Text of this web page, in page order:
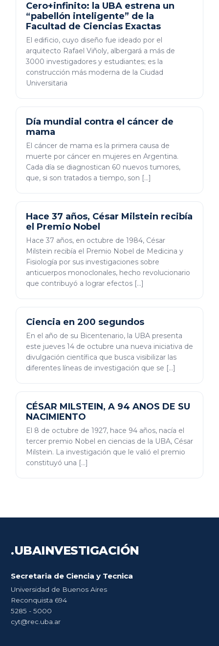
Cero+infinito: la UBA estrena un
“pabellón inteligente” de la
Facultad de Ciencias Exactas
El edificio, cuyo diseño fue ideado por el
arquitecto Rafael Viñoly, albergará a más de
3000 investigadores y estudiantes; es la
construcción más moderna de la Ciudad
Universitaria
Día mundial contra el cáncer de
mama
El cáncer de mama es la primera causa de
muerte por cáncer en mujeres en Argentina.
Cada día se diagnostican 60 nuevos tumores,
que, si son tratados a tiempo, son […]
Hace 37 años, César Milstein recibía
el Premio Nobel
Hace 37 años, en octubre de 1984, César
Milstein recibía el Premio Nobel de Medicina y
Fisiología por sus investigaciones sobre
anticuerpos monoclonales, hecho revolucionario
que contribuyó a lograr efectos […]
Ciencia en 200 segundos
En el año de su Bicentenario, la UBA presenta
este jueves 14 de octubre una nueva iniciativa de
divulgación científica que busca visibilizar las
diferentes líneas de investigación que se […]
CÉSAR MILSTEIN, A 94 ANOS DE SU
NACIMIENTO
El 8 de octubre de 1927, hace 94 años, nacía el
tercer premio Nobel en ciencias de la UBA, César
Milstein. La investigación que le valió el premio
constituyó una […]
.UBAINVESTIGACIÓN
Secretaria de Ciencia y Tecnica
Universidad de Buenos Aires
Reconquista 694
5285 - 5000
cyt@rec.uba.ar